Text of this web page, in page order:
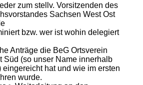
zum stellv. Vorsitzenden des
Sachsen West Ost
bzw. wer ist wohin delegiert
Anträge die BeG Ortsverein
Süd (so unser Name innerhalb
eingereicht hat und wie im ersten
wurde.